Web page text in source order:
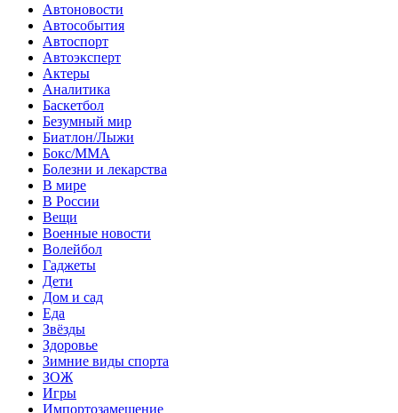
Автоновости
Автособытия
Автоспорт
Автоэксперт
Актеры
Аналитика
Баскетбол
Безумный мир
Биатлон/Лыжи
Бокс/MMA
Болезни и лекарства
В мире
В России
Вещи
Военные новости
Волейбол
Гаджеты
Дети
Дом и сад
Еда
Звёзды
Здоровье
Зимние виды спорта
ЗОЖ
Игры
Импортозамещение